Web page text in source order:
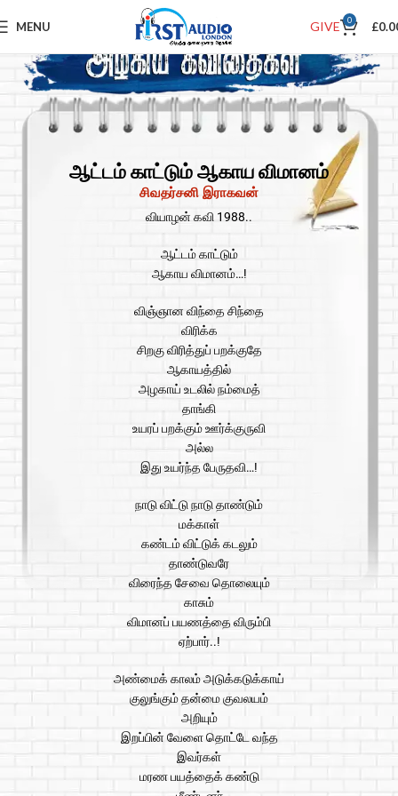
MENU GIVE 0 £
ஆட்டம் காட்டும் ஆகாய விமானம்
சிவதர்சனி இராகவன்
வியாழன் கவி 1988..
ஆட்டம் காட்டும்
ஆகாய விமானம்…!
விஞ்ஞான விந்தை சிந்தை
விரிக்க
சிறகு விரித்துப் பறக்குதே
ஆகாயத்தில்
அழகாய் உடலில் நம்மைத்
தாங்கி
உயரப் பறக்கும் ஊர்க்குருவி
அல்ல
இது உயர்ந்த பேருதவி…!
நாடு விட்டு நாடு தாண்டும்
மக்காள்
கண்டம் விட்டுக் கடலும்
தாண்டுவரே
விரைந்த சேவை தொலையும்
காசும்
விமானப் பயணத்தை விரும்பி
ஏற்பார்..!
அண்மைக் காலம் அடுக்கடுக்காய்
குலுங்கும் தன்மை குவலயம்
அறியும்
இறப்பின் வேளை தொட்டே வந்த
இவர்கள்
மரண பயத்தைக் கண்டு